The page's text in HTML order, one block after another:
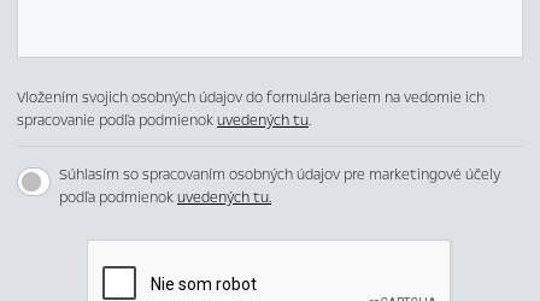
Vložením svojich osobných údajov do formulára beriem na vedomie ich
spracovanie podľa podmienokuvedených tu.
Súhlasím so spracovaním osobných údajov pre marketingové účely
podľa podmienokuvedených tu.